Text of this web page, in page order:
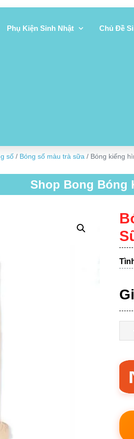
Phụ Kiện Sinh Nhật Chủ Đề
số / Bóng số màu trà sữa / Bóng kiếng
Shop Bong Bóng